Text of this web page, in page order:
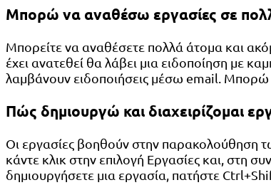
Μπορώ να αναθέσω εργασίες σε
Μπορείτε να αναθέσετε πολλά άτομα και
έχει ανατεθεί θα λάβει μια ειδοποίηση με
λαμβάνουν ειδοποιήσεις μέσω email. Μπορώ
Πώς δημιουργώ και διαχειρίζομαι
Οι εργασίες βοηθούν στην παρακολούθηση
κάντε κλικ στην επιλογή Εργασίες και, στη
δημιουργήσετε μια εργασία, πατήστε